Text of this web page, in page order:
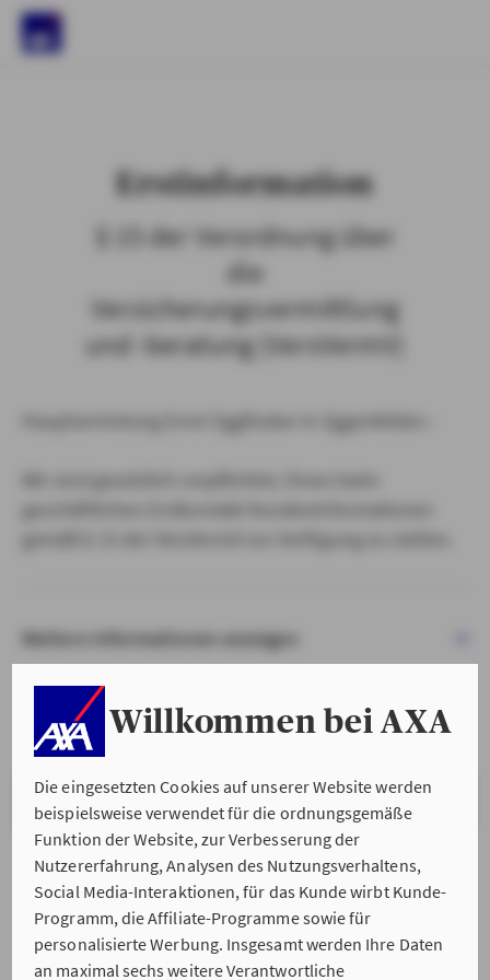
Willkommen bei AXA
Die eingesetzten Cookies auf unserer Website werden
beispielsweise verwendet für die ordnungsgemäße
Funktion der Website, zur Verbesserung der
Nutzererfahrung, Analysen des Nutzungsverhaltens,
Social Media-Interaktionen, für das Kunde wirbt Kunde-
Programm, die Affiliate-Programme sowie für
personalisierte Werbung. Insgesamt werden Ihre Daten
an maximal sechs weitere Verantwortliche
Erstinformation
§ 15 der Verordnung über
die
Versicherungsvermittlung
und -beratung (VersVermV)
Hauptvertretung Ernst Egglhuber in Eggenfelden :
Weitere Informationen anzeigen
VERSTANDEN & WEITER